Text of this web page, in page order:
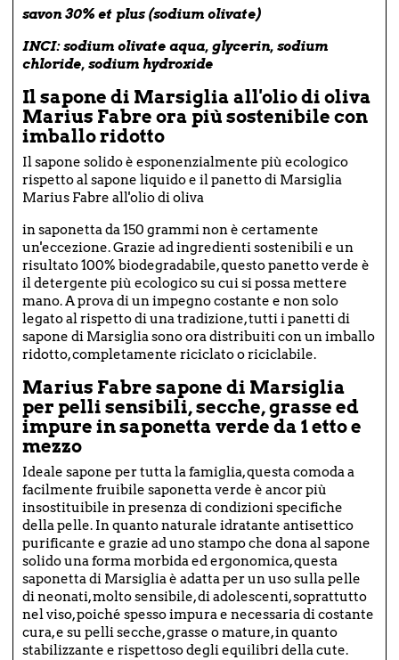
savon 30% et plus (sodium olivate)
INCI: sodium olivate aqua, glycerin, sodium
chloride, sodium hydroxide
Il sapone di Marsiglia all'olio di oliva
Marius Fabre ora più sostenibile con
imballo ridotto
Il sapone solido è esponenzialmente più ecologico
rispetto al sapone liquido e il panetto di Marsiglia
Marius Fabre all'olio di oliva
in saponetta da 150 grammi non è certamente
un'eccezione. Grazie ad ingredienti sostenibili e un
risultato 100% biodegradabile, questo panetto verde è
il detergente più ecologico su cui si possa mettere
mano. A prova di un impegno costante e non solo
legato al rispetto di una tradizione, tutti i panetti di
sapone di Marsiglia sono ora distribuiti con un imballo
ridotto, completamente riciclato o riciclabile.
Marius Fabre sapone di Marsiglia
per pelli sensibili, secche, grasse ed
impure in saponetta verde da 1 etto e
mezzo
Ideale sapone per tutta la famiglia, questa comoda a
facilmente fruibile saponetta verde è ancor più
insostituibile in presenza di condizioni specifiche
della pelle. In quanto naturale idratante antisettico
purificante e grazie ad uno stampo che dona al sapone
solido una forma morbida ed ergonomica, questa
saponetta di Marsiglia è adatta per un uso sulla pelle
di neonati, molto sensibile, di adolescenti, soprattutto
nel viso, poiché spesso impura e necessaria di costante
cura, e su pelli secche, grasse o mature, in quanto
stabilizzante e rispettoso degli equilibri della cute.